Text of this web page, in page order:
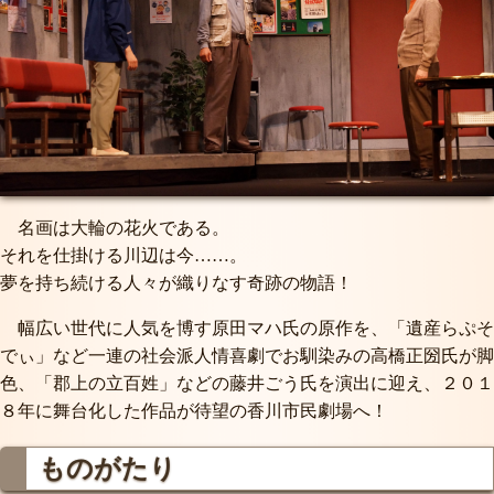
名画は大輪の花火である。
それを仕掛ける川辺は今……。
夢を持ち続ける人々が織りなす奇跡の物語！
幅広い世代に人気を博す原田マハ氏の原作を、「遺産らぷそ
でぃ」など一連の社会派人情喜劇でお馴染みの高橋正圀氏が脚
色、「郡上の立百姓」などの藤井ごう氏を演出に迎え、２０１
８年に舞台化した作品が待望の香川市民劇場へ！
ものがたり